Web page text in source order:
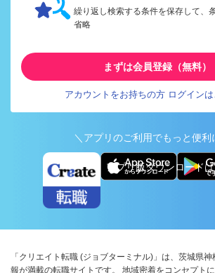
繰り返し検索する条件を保存して、
省略
まずは会員登録（無料）
アカウントをお持ちの方 ログインは
＼アプリのご利用でもっと便利
アプリ版ダウンロード
「クリエイト転職 (ジョブターミナル)」は、茨城県
報が満載の転職サイトです。 地域密着をコンセプト